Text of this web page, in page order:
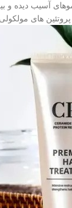
آسیب دیده و
بالا و 17 نوع کمپلکس اسید